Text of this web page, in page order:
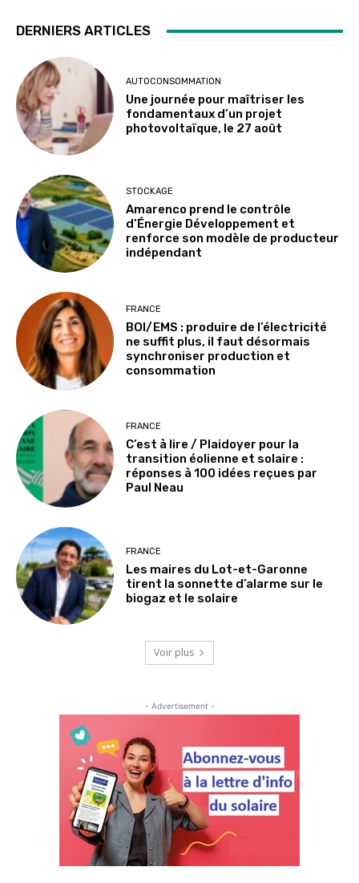
DERNIERS ARTICLES
AUTOCONSOMMATION
Une journée pour maîtriser les
fondamentaux d’un projet
photovoltaïque, le 27 août
STOCKAGE
Amarenco prend le contrôle
d’Énergie Développement et
renforce son modèle de producteur
indépendant
FRANCE
BOI/EMS : produire de l’électricité
ne suffit plus, il faut désormais
synchroniser production et
consommation
FRANCE
C’est à lire / Plaidoyer pour la
transition éolienne et solaire :
réponses à 100 idées reçues par
Paul Neau
FRANCE
Les maires du Lot-et-Garonne
tirent la sonnette d’alarme sur le
biogaz et le solaire
Voir plus
- Advertisement -